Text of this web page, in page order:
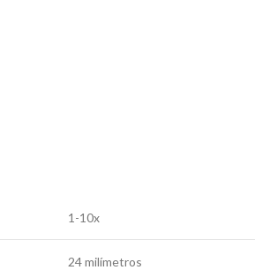
1-10x
24 milímetros